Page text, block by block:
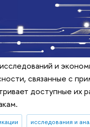
и
связанные с
доступные их
исследования и